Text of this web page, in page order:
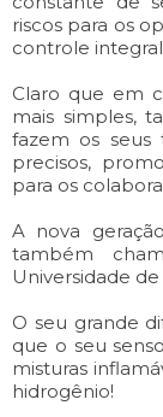
riscos para os
controle integral
Claro que em
mais simples,
fazem os seus
precisos,
para os
A nova
também
Universidade de
O seu grande
que o seu
misturas
hidrogênio!